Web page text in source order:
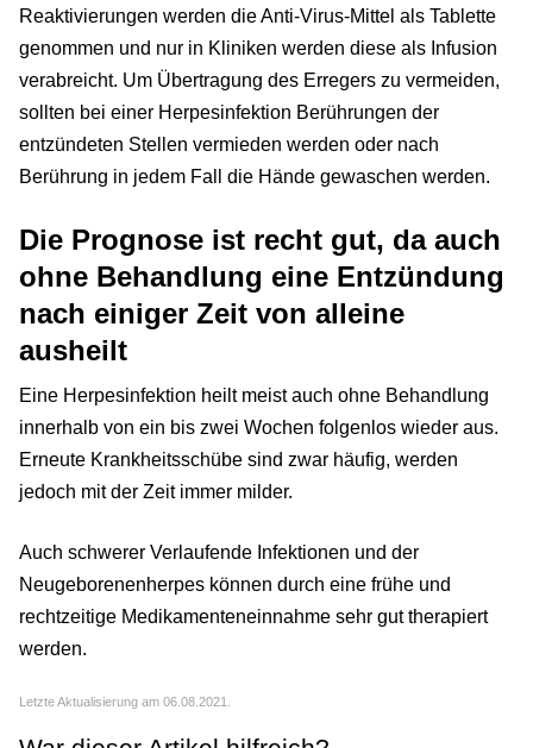
Reaktivierungen werden die Anti-Virus-Mittel als Tablette
genommen und nur in Kliniken werden diese als Infusion
verabreicht. Um Übertragung des Erregers zu vermeiden,
sollten bei einer Herpesinfektion Berührungen der
entzündeten Stellen vermieden werden oder nach
Berührung in jedem Fall die Hände gewaschen werden.
Die Prognose ist recht gut, da auch
ohne Behandlung eine Entzündung
nach einiger Zeit von alleine
ausheilt
Eine Herpesinfektion heilt meist auch ohne Behandlung
innerhalb von ein bis zwei Wochen folgenlos wieder aus.
Erneute Krankheitsschübe sind zwar häufig, werden
jedoch mit der Zeit immer milder.
Auch schwerer Verlaufende Infektionen und der
Neugeborenenherpes können durch eine frühe und
rechtzeitige Medikamenteneinnahme sehr gut therapiert
werden.
Letzte Aktualisierung am 06.08.2021.